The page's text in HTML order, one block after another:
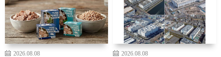
2026.08.08
2026.08.08